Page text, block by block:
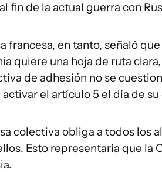
fin de la actual guerra con
francesa, en tanto, señaló
quiere una hoja de ruta
de adhesión no se
el artículo 5 el día de su
colectiva obliga a todos los
Esto representaría que la